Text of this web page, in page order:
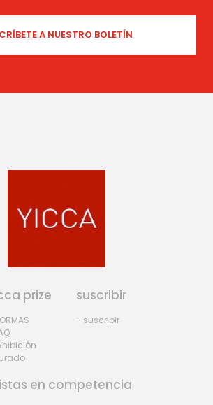
prize suscribir
- suscribir
en competencia